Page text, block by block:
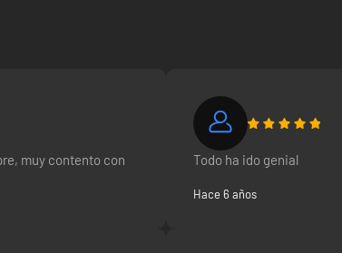
muy contento con
Todo ha ido genial
Hace 6 años